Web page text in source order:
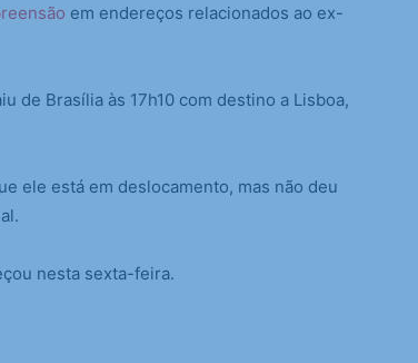
em endereços relacionados ao ex-
de Brasília às 17h10 com destino a Lisboa,
ele está em deslocamento, mas não deu
nesta sexta-feira.